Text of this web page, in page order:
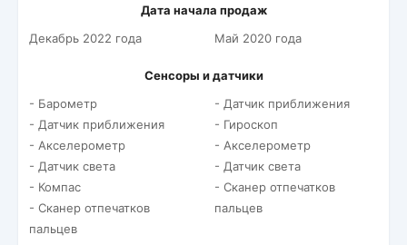
Дата начала продаж
Декабрь 2022 года
Май 2020 года
Сенсоры и датчики
- Барометр
- Датчик приближения
- Акселерометр
- Датчик света
- Компас
- Сканер отпечатков
пальцев
- Датчик приближения
- Гироскоп
- Акселерометр
- Датчик света
- Сканер отпечатков
пальцев